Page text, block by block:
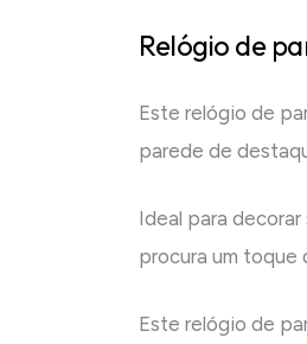
Relógio de
Este relógio de
parede de
Ideal para
procura um toque
Este relógio de